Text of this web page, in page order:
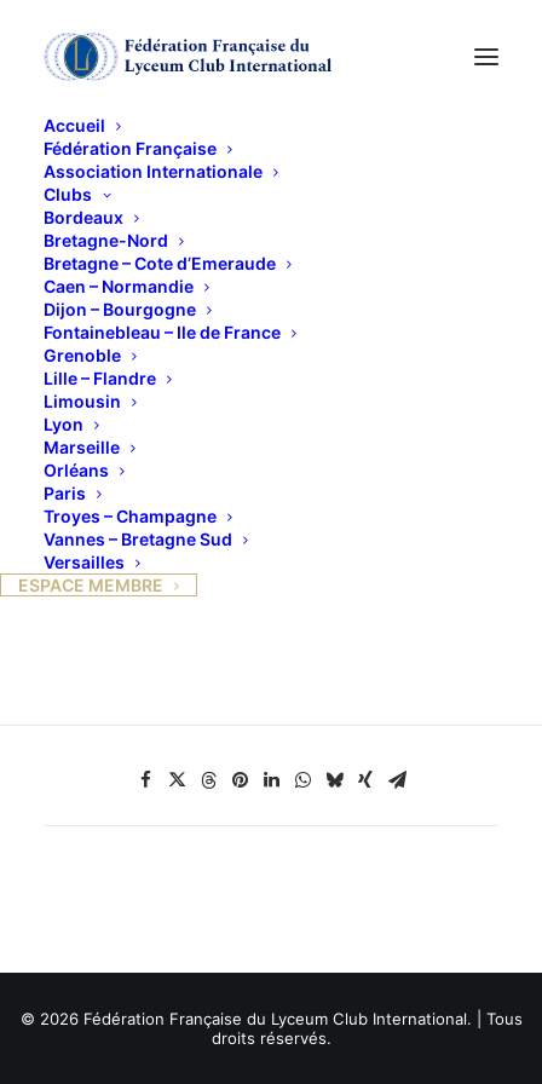
Accueil
Fédération Française
Association Internationale
Clubs
Bordeaux
Bretagne-Nord
Bretagne – Cote d’Emeraude
Caen – Normandie
Dijon – Bourgogne
Fontainebleau – Ile de France
Grenoble
Lille – Flandre
Limousin
Lyon
Marseille
Orléans
Paris
Troyes – Champagne
Vannes – Bretagne Sud
Versailles
ESPACE MEMBRE
16 OCTOBRE 2012
Village de Crépon : visite de l’atelier artisanal de
parapluies H2O. Vous découvrirez les secrets de la
fabrication du parapluie fait main, qui vont de la
coupe au repassage. « Après votre visite, vous aurez
hâte qu’il pleuve ! »
Après le déjeuner à la Rançonnière, Anne-Marie
© 2026 Fédération Française du Lyceum Club International. | Tous
droits réservés.